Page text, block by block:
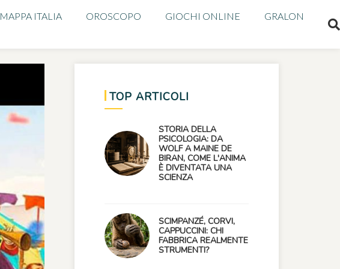
MAPPA ITALIA OROSCOPO GIOCHI ONLINE GRALON
TOP ARTICOLI
STORIA DELLA
PSICOLOGIA: DA
WOLF A MAINE DE
BIRAN, COME L'ANIMA
È DIVENTATA UNA
SCIENZA
SCIMPANZÉ, CORVI,
CAPPUCCINI: CHI
FABBRICA REALMENTE
STRUMENTI?